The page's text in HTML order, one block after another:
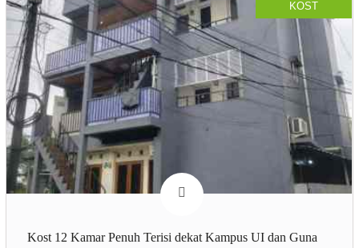
KOST
Kost 12 Kamar Penuh Terisi dekat Kampus UI dan Guna